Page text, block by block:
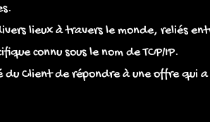
lieux à travers le monde, reliés
connu sous le nom de TCP/IP.
Client de répondre à une offre qui